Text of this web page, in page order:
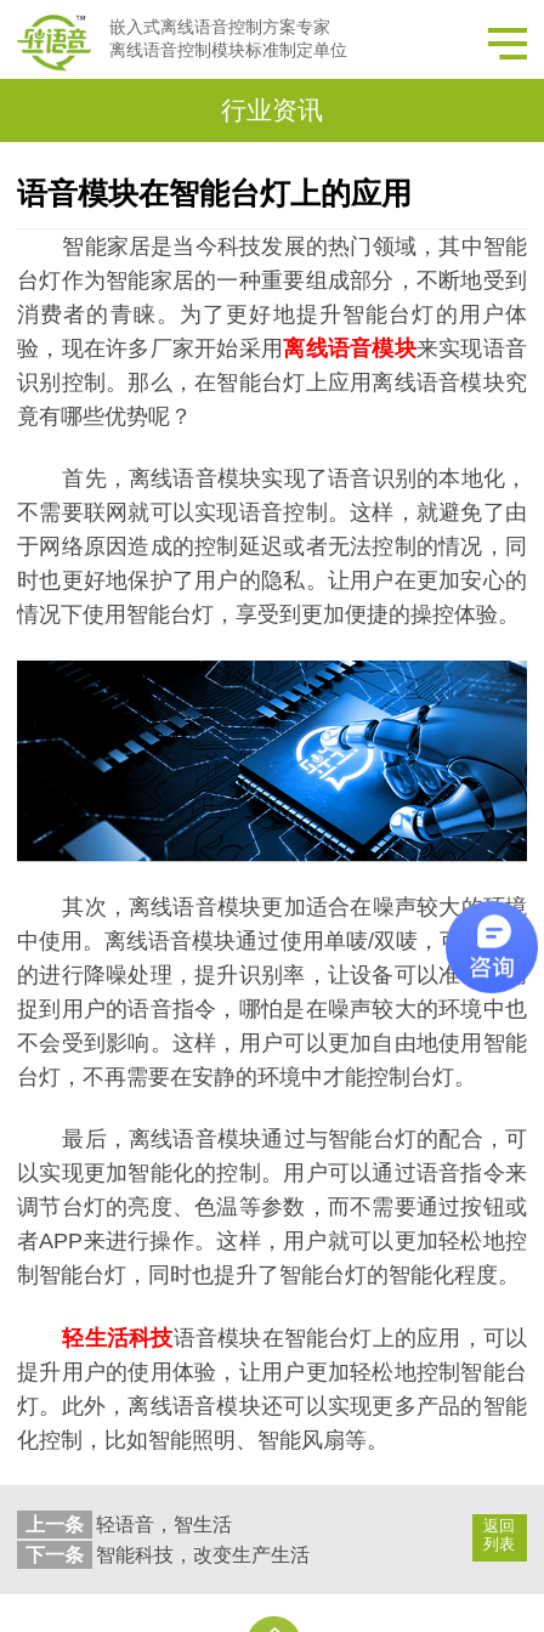
嵌入式离线语音控制方案专家
离线语音控制模块标准制定单位
行业资讯
语音模块在智能台灯上的应用
智能家居是当今科技发展的热门领域，其中智能
台灯作为智能家居的一种重要组成部分，不断地受到
消费者的青睐。为了更好地提升智能台灯的用户体
验，现在许多厂家开始采用离线语音模块来实现语音
识别控制。那么，在智能台灯上应用离线语音模块究
竟有哪些优势呢？
首先，离线语音模块实现了语音识别的本地化，
不需要联网就可以实现语音控制。这样，就避免了由
于网络原因造成的控制延迟或者无法控制的情况，同
时也更好地保护了用户的隐私。让用户在更加安心的
情况下使用智能台灯，享受到更加便捷的操控体验。
其次，离线语音模块更加适合在噪声较大的环境
中使用。离线语音模块通过使用单唛/双唛，可以有效
的进行降噪处理，提升识别率，让设备可以准确地捕
捉到用户的语音指令，哪怕是在噪声较大的环境中也
不会受到影响。这样，用户可以更加自由地使用智能
台灯，不再需要在安静的环境中才能控制台灯。
最后，离线语音模块通过与智能台灯的配合，可
以实现更加智能化的控制。用户可以通过语音指令来
调节台灯的亮度、色温等参数，而不需要通过按钮或
者APP来进行操作。这样，用户就可以更加轻松地控
制智能台灯，同时也提升了智能台灯的智能化程度。
轻生活科技语音模块在智能台灯上的应用，可以
提升用户的使用体验，让用户更加轻松地控制智能台
灯。此外，离线语音模块还可以实现更多产品的智能
化控制，比如智能照明、智能风扇等。
返回
列表
上一条 轻语音，智生活
下一条
智能科技，改变生产生活